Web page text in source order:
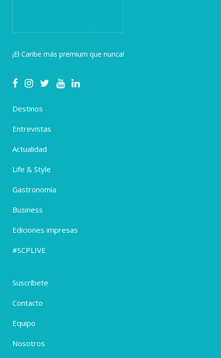
¡El Caribe más premium que nunca!
Destinos
Entrevistas
Actualidad
Life & Style
Gastronomía
Business
Ediciones impresas
#SCPLIVE
Suscríbete
Contacto
Equipo
Nosotros